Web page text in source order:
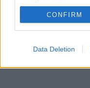
CONFIRM
Data Deletion